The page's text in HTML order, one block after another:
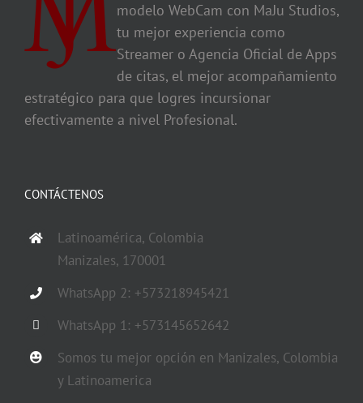
modelo WebCam con MaJu Studios,
tu mejor experiencia como
Streamer o Agencia Oficial de Apps
de citas, el mejor acompañamiento
estratégico para que logres incursionar
efectivamente a nivel Profesional.
CONTÁCTENOS
Latinoamérica, Colombia
Manizales, 170001
WhatsApp 2: +573218945421
WhatsApp 1: +573145652642
Somos tu mejor opción en Manizales, Colombia
y Latinoamerica